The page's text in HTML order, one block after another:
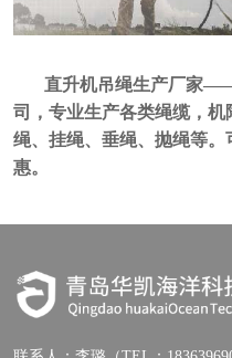
直升机吊绳生产厂家
司，专业生产各类绳缆，
绳、挂绳、垂绳、抛绳等
惠。